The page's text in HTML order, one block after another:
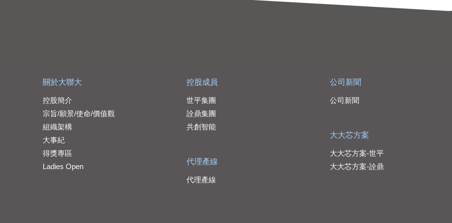
關於大聯大
控股簡介
宗旨/願景/使命/價值觀
組織架構
大事紀
得獎專區
Ladies Open
控股成員
世平集團
詮鼎集團
共創智能
代理產線
代理產線
公司新聞
公司新聞
大大芯方案
大大芯方案-世平
大大芯方案-詮鼎